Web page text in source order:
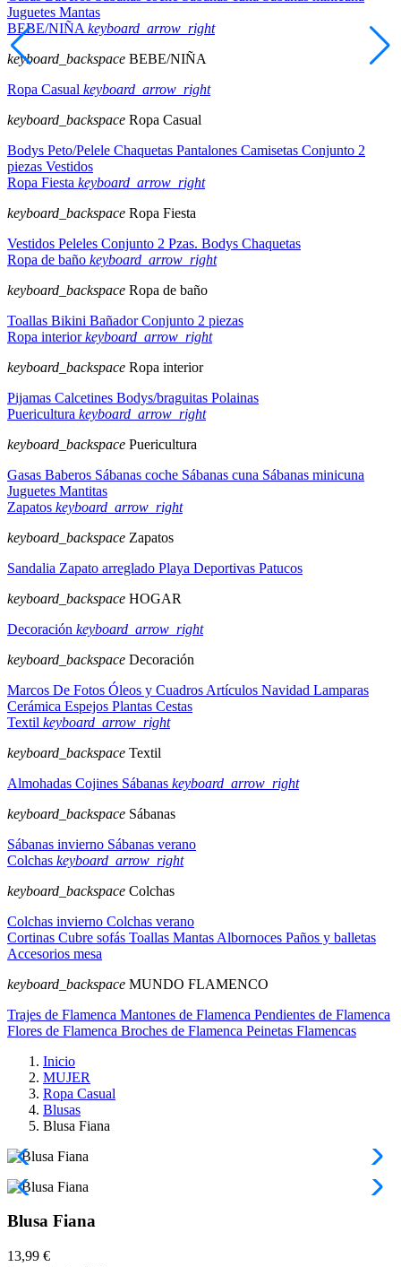
Juguetes Mantas
BEBE/NIÑA keyboard_arrow_right
keyboard_backspace BEBE/NIÑA
Ropa Casual keyboard_arrow_right
keyboard_backspace Ropa Casual
Bodys Peto/Pelele Chaquetas Pantalones Camisetas Conjunto 2
piezas Vestidos
Ropa Fiesta keyboard_arrow_right
keyboard_backspace Ropa Fiesta
Vestidos Peleles Conjunto 2 Pzas. Bodys Chaquetas
Ropa de baño keyboard_arrow_right
keyboard_backspace Ropa de baño
Toallas Bikini BañadorConjunto 2 piezas
Ropa interiorkeyboard_arrow_right
keyboard_backspace Ropa interior
Pijamas Calcetines Bodys/braguitas Polainas
Puericultura keyboard_arrow_right
keyboard_backspace Puericultura
Gasas Baberos Sábanas coche Sábanas cuna Sábanas minicuna
Juguetes Mantitas
Zapatos keyboard_arrow_right
keyboard_backspace Zapatos
Sandalia Zapato arreglado Playa Deportivas Patucos
keyboard_backspace HOGAR
Decoración keyboard_arrow_right
keyboard_backspace Decoración
Marcos De Fotos Óleos y Cuadros Artículos Navidad Lamparas
Cerámica Espejos Plantas Cestas
Textil keyboard_arrow_right
keyboard_backspace Textil
Almohadas Cojines Sábanas keyboard_arrow_right
keyboard_backspace Sábanas
Sábanas invierno Sábanas verano
Colchas keyboard_arrow_right
keyboard_backspace Colchas
Colchas invierno Colchas verano
Cortinas Cubre sofás Toallas Mantas Albornoces Paños y balletas
Accesorios mesa
keyboard_backspace MUNDO FLAMENCO
Trajes de Flamenca Mantones de Flamenca Pendientes de Flamenca
Flores de Flamenca Broches de Flamenca Peinetas Flamencas
Inicio
MUJER
Ropa Casual
Blusas
Blusa Fiana
Blusa Fiana
13,99 €